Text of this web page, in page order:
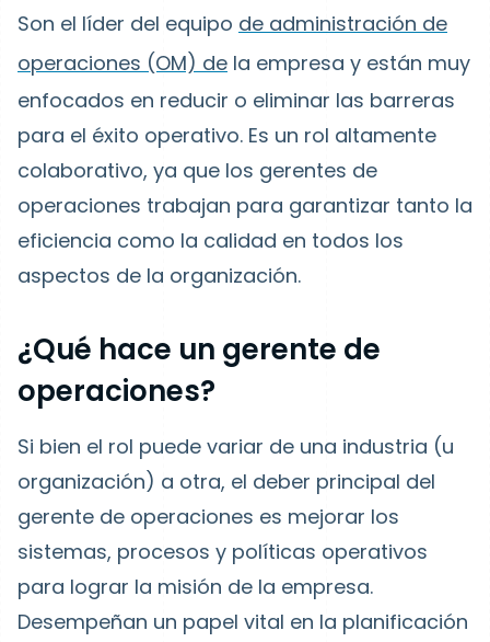
Son el líder del equipo de administración de
operaciones (OM) de la empresa y están muy
enfocados en reducir o eliminar las barreras
para el éxito operativo. Es un rol altamente
colaborativo, ya que los gerentes de
operaciones trabajan para garantizar tanto la
eficiencia como la calidad en todos los
aspectos de la organización.
¿Qué hace un gerente de
operaciones?
Si bien el rol puede variar de una industria (u
organización) a otra, el deber principal del
gerente de operaciones es mejorar los
sistemas, procesos y políticas operativos
para lograr la misión de la empresa.
Desempeñan un papel vital en la planificación